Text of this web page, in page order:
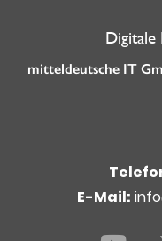
mitteldeutsche IT
E-Mail: